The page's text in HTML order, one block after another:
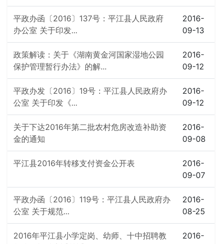
平政办函〔2016〕137号：平江县人民政府
办公室 关于印发...
2016-
09-13
政策解读：关于《湖南黄金河国家湿地公园
保护管理暂行办法》的解...
2016-
09-12
平政办发〔2016〕19号：平江县人民政府办
公室 关于印发《...
2016-
09-12
关于下达2016年第二批农村危房改造补助资
金的通知
2016-
09-08
平江县2016年转移支付资金公开表
2016-
09-07
平政办函〔2016〕119号：平江县人民政府办
公室 关于规范...
2016-
08-25
2016年平江县小学定岗、幼师、十中招聘教
2016-